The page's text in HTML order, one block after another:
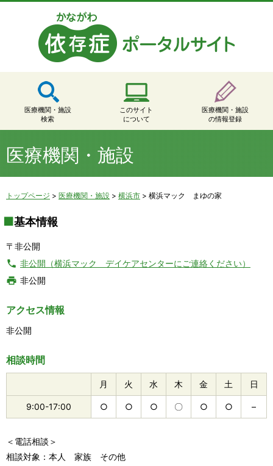
医療機関・施設
検索
このサイト
について
医療機関・施設
の情報登録
医療機関・施設
トップページ > 医療機関・施設 > 横浜市 > 横浜マック まゆの家
基本情報
〒非公開
非公開（横浜マック デイケアセンターにご連絡ください）
非公開
アクセス情報
非公開
相談時間
月 火 水 木 金 土 日
9:00-17:00 ○ ○ ○ 〇 ○ ○ –
＜電話相談＞
相談対象：本人 家族 その他